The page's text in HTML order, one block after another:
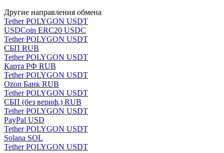
Другие направления обмена
Tether POLYGON USDT
USDCoin ERC20 USDC
Tether POLYGON USDT
СБП RUB
Tether POLYGON USDT
Карта РФ RUB
Tether POLYGON USDT
Ozon Банк RUB
Tether POLYGON USDT
СБП (без вериф.) RUB
Tether POLYGON USDT
PayPal USD
Tether POLYGON USDT
Solana SOL
Tether POLYGON USDT